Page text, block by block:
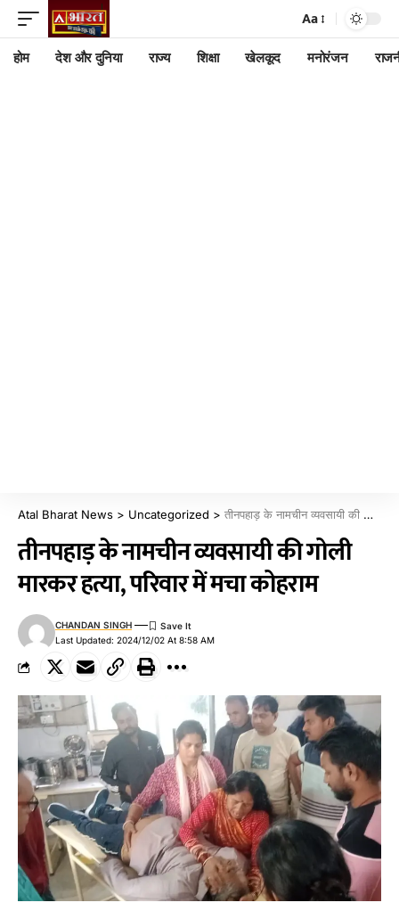
Aa
होम देश और दुनिया राज्य शिक्षा खेलकूद मनोरंजन
Atal Bharat News > Uncategorized > तीनपहाड़ के नामचीन व्यवसायी की गोली मारकर हत्या, परिवार में मचा कोहराम
तीनपहाड़ के नामचीन व्यवसायी की गोली
मारकर हत्या, परिवार में मचा कोहराम
Last Updated: 2024/12/02 At 8:58 AM
CHANDAN SINGH